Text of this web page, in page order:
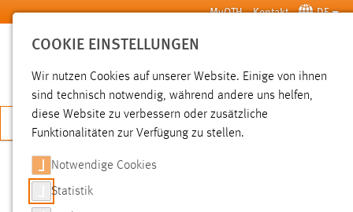
Zum Hauptinhalt springen MyOTH Kontakt DE
SUCHE
JETZT BEWERBEN
Hochschule Aktuelles News der OTH Amberg-Weiden
COOKIE EINSTELLUNGEN
Wir nutzen Cookies auf unserer Website. Einige von ihnen
sind technisch notwendig, während andere uns helfen,
diese Website zu verbessern oder zusätzliche
Funktionalitäten zur Verfügung zu stellen.
Notwendige Cookies
Statistik